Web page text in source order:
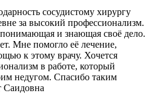
сосудистому хирургу
за высокий профессионализм.
и знающая своё дело.
Мне помогло её лечение,
к этому врачу. Хочется
в работе, который
недугом. Спасибо таким
Саидовна